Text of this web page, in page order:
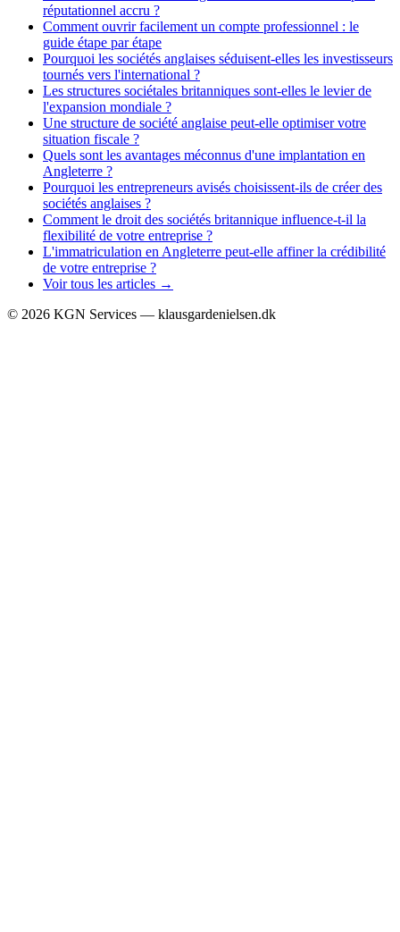
réputationnel accru ?
Comment ouvrir facilement un compte professionnel : le
guide étape par étape
Pourquoi les sociétés anglaises séduisent-elles les investisseurs
tournés vers l'international ?
Les structures sociétales britanniques sont-elles le levier de
l'expansion mondiale ?
Une structure de société anglaise peut-elle optimiser votre
situation fiscale ?
Quels sont les avantages méconnus d'une implantation en
Angleterre ?
Pourquoi les entrepreneurs avisés choisissent-ils de créer des
sociétés anglaises ?
Comment le droit des sociétés britannique influence-t-il la
flexibilité de votre entreprise ?
L'immatriculation en Angleterre peut-elle affiner la crédibilité
de votre entreprise ?
Voir tous les articles →
© 2026 KGN Services — klausgardenielsen.dk